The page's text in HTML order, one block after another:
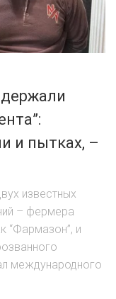
и пытках, –
известных
– фермера
“Фармазон”, и
международного